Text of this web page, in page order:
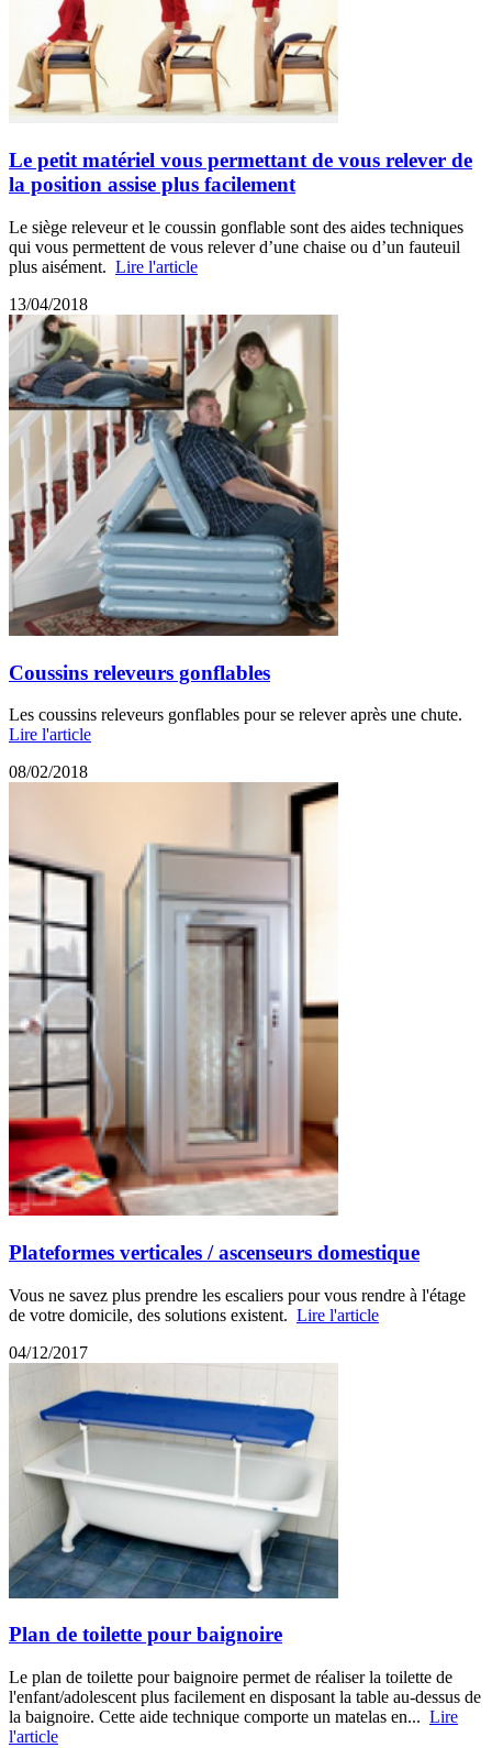
Le petit matériel vous permettant de vous relever de
la position assise plus facilement
Le siège releveur et le coussin gonflable sont des aides techniques
qui vous permettent de vous relever d’une chaise ou d’un fauteuil
plus aisément. Lire l'article
13/04/2018
Coussins releveurs gonflables
Les coussins releveurs gonflables pour se relever après une chute.
Lire l'article
08/02/2018
Plateformes verticales / ascenseurs domestique
Vous ne savez plus prendre les escaliers pour vous rendre à l'étage
de votre domicile, des solutions existent. Lire l'article
04/12/2017
Plan de toilette pour baignoire
Le plan de toilette pour baignoire permet de réaliser la toilette de
l'enfant/adolescent plus facilement en disposant la table au-dessus de
la baignoire. Cette aide technique comporte un matelas en... Lire
l'article